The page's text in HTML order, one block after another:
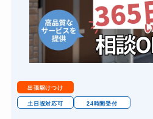
出張駆けつけ
土日祝対応可 24時間受付